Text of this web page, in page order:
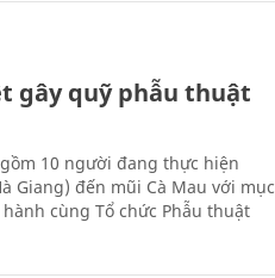
gây quỹ phẫu thuật
10 người đang thực hiện
Giang) đến mũi Cà Mau với mục
cùng Tổ chức Phẫu thuật